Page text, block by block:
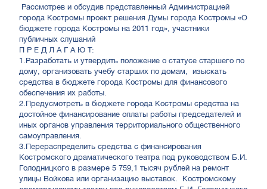
Рассмотрев и обсудив представленный Администрацией
города Костромы проект решения Думы города Костромы «О
бюджете города Костромы на 2011 год», участники
публичных слушаний
П Р Е Д Л А Г А Ю Т:
1.Разработать и утвердить положение о статусе старшего по
дому, организовать учебу старших по домам, изыскать
средства в бюджете города Костромы для финансового
обеспечения их работы.
2.Предусмотреть в бюджете города Костромы средства на
достойное финансирование оплаты работы председателей и
иных органов управления территориального общественного
самоуправления.
3.Перераспределить средства с финансирования
Костромского драматического театра под руководством Б.И.
Голодницкого в размере 5 759,1 тысяч рублей на ремонт
улицы Войкова или организацию выставок. Костромскому